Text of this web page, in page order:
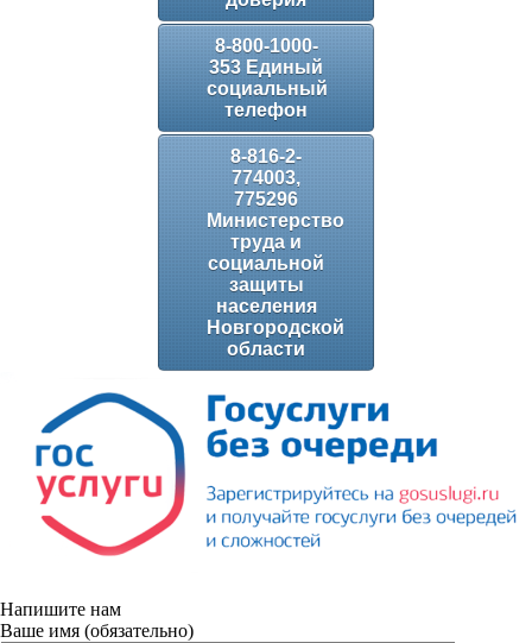
8-800-1000-
353 Единый
социальный
телефон
8-816-2-
774003,
775296
Министерство
труда и
социальной
защиты
населения
Новгородской
области
Напишите нам
Ваше имя (обязательно)